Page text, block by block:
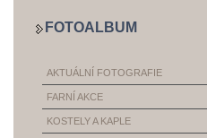
FOTOALBUM
AKTUÁLNÍ FOTOGRAFIE
FARNÍ AKCE
KOSTELY A KAPLE